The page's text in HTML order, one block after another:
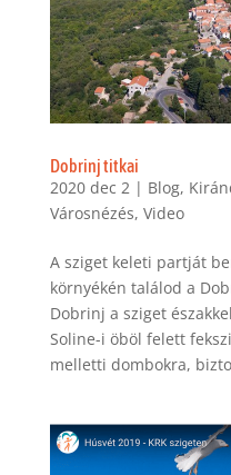
Dobrinj titkai
2020 dec 2| Blog,
Városnézés, Video
A sziget keleti partját
környékén találod a
Dobrinj a sziget
Soline-i öböl felett
melletti dombokra,